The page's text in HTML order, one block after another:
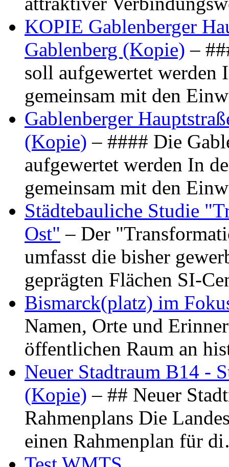
KOPIE Gablenberger
Gablenberg (Kopie) –
soll aufgewertet werden
gemeinsam mit den
Gablenberger
(Kopie) – #### Die
aufgewertet werden In
gemeinsam mit den
Städtebauliche Studie
Ost" – Der
umfasst die bisher
geprägten Flächen SI-
Bismarck(platz) im
Namen, Orte und
öffentlichen Raum an
Neuer Stadtraum B14 -
(Kopie) – ## Neuer
Rahmenplans Die
einen Rahmenplan für